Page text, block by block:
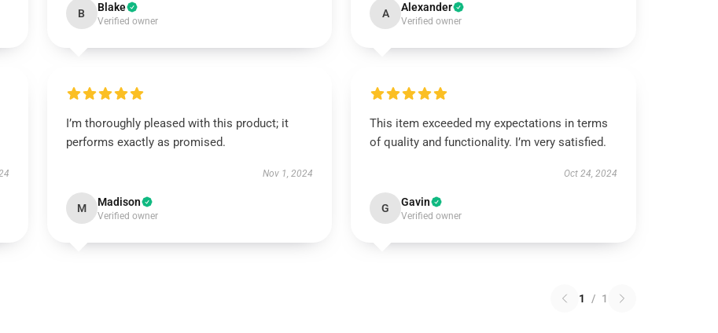
B Blake
Verified owner
A Alexander
Verified owner
I’m thoroughly pleased with this product; it
performs exactly as promised.
Nov 1, 2024
M Madison
Verified owner
This item exceeded my expectations in terms
of quality and functionality. I’m very satisfied.
Oct 24, 2024
G Gavin
Verified owner
1 / 1